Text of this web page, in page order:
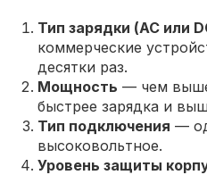
Тип зарядки (AC или
коммерческие
десятки раз.
Мощность — чем
быстрее зарядка и
Тип подключения —
высоковольтное.
Уровень защиты